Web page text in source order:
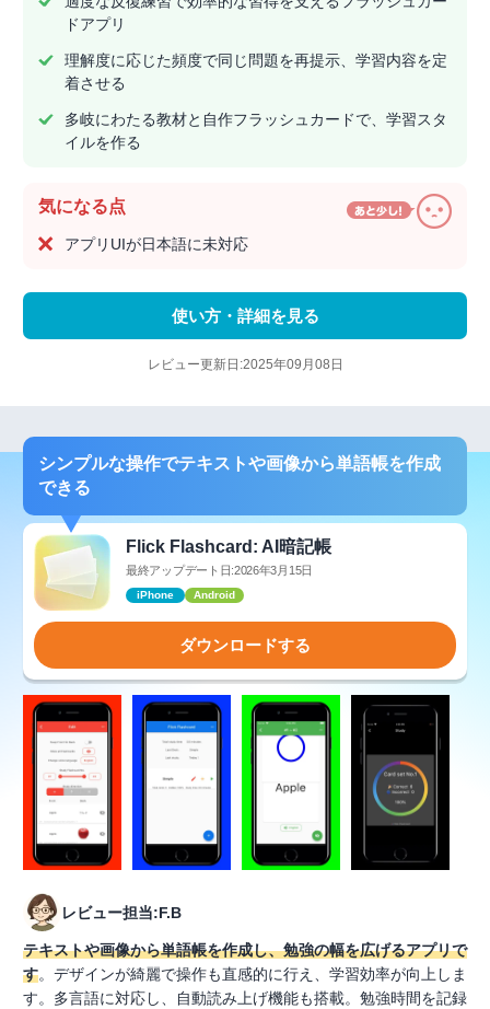
ドアプリ
理解度に応じた頻度で同じ問題を再提示、学習内容を定
着させる
多岐にわたる教材と自作フラッシュカードで、学習スタ
イルを作る
気になる点
アプリUIが日本語に未対応
使い方・詳細を見る
レビュー更新日:2025年09月08日
シンプルな操作でテキストや画像から単語帳を作成
できる
Flick Flashcard: AI暗記帳
最終アップデート日:2026年3月15日
iPhone Android
ダウンロードする
レビュー担当:F.B
テキストや画像から単語帳を作成し、勉強の幅を広げるアプリで
す。デザインが綺麗で操作も直感的に行え、学習効率が向上しま
す。多言語に対応し、自動読み上げ機能も搭載。勉強時間を記録